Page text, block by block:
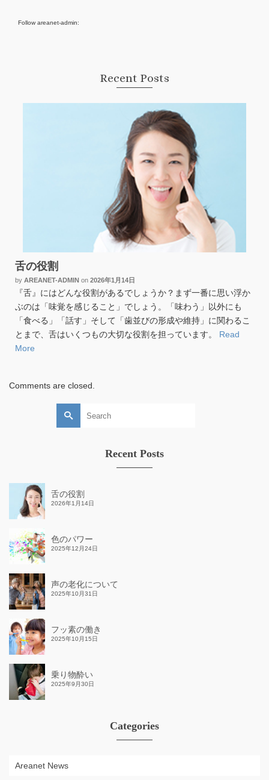
Follow areanet-admin:
Recent Posts
舌の役割
by AREANET-ADMIN on 2026年1月14日
『舌』にはどんな役割があるでしょうか？まず一番に思い浮か
ぶのは「味覚を感じること」でしょう。「味わう」以外にも
「食べる」「話す」そして「歯並びの形成や維持」に関わるこ
とまで、舌はいくつもの大切な役割を担っています。 Read
More
Comments are closed.
Search
for:
Recent Posts
舌の役割
2026年1月14日
色のパワー
2025年12月24日
声の老化について
2025年10月31日
フッ素の働き
2025年10月15日
乗り物酔い
2025年9月30日
Categories
Areanet News